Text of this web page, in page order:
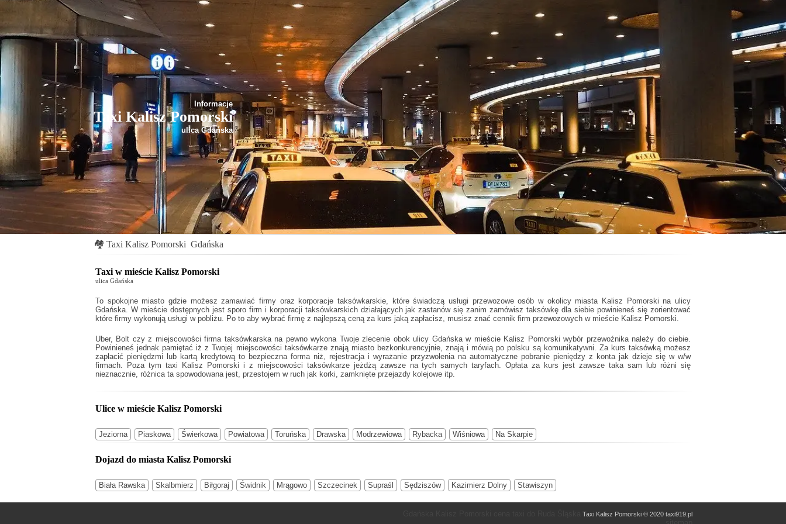
Informacje
Taxi Kalisz Pomorski
ulica Gdańska
🏘 Taxi Kalisz Pomorski Gdańska
Taxi w mieście Kalisz Pomorski
ulica Gdańska
To spokojne miasto gdzie możesz zamawiać firmy oraz korporacje taksówkarskie, które świadczą usługi przewozowe osób w okolicy miasta Kalisz Pomorski na ulicy
Gdańska. W mieście dostępnych jest sporo firm i korporacji taksówkarskich działających jakzastanów się zanim zamówisz taksówkę dla siebie powinieneś się zorientować
które firmy wykonują usługi w pobliżu. Po to aby wybrać firmę z najlepszą ceną za kurs jaką zapłacisz, musisz znać cennik firm przewozowych w mieście Kalisz Pomorski.
Uber, Bolt czy z miejscowości firma taksówkarska na pewno wykona Twoje zlecenie obok ulicy Gdańska w mieście Kalisz Pomorski wybór przewoźnika należy do ciebie.
Powinieneś jednak pamiętać iż z Twojej miejscowości taksówkarze znają miasto bezkonkurencyjnie, znają i mówią po polsku są komunikatywni. Za kurs taksówką możesz
zapłacić pieniędzmi lub kartą kredytową to bezpieczna forma niż, rejestracja i wyrażanie przyzwolenia na automatyczne pobranie pieniędzy z konta jak dzieje się w w/w
firmach. Poza tym taxi Kalisz Pomorski i z miejscowości taksówkarze jeżdżą zawsze na tych samych taryfach. Opłata za kurs jest zawsze taka sam lub różni się
nieznacznie, różnica ta spowodowana jest, przestojem w ruch jak korki, zamknięte przejazdy kolejowe itp.
Ulice w mieście Kalisz Pomorski
Jeziorna Piaskowa Świerkowa Powiatowa Toruńska Drawska Modrzewiowa Rybacka Wiśniowa Na Skarpie
Dojazd do miasta Kalisz Pomorski
Biała Rawska Skalbmierz Biłgoraj Świdnik Mrągowo Szczecinek Supraśl Sędziszów Kazimierz Dolny Stawiszyn
Taxi Kalisz Pomorski © 2020 taxi919.pl